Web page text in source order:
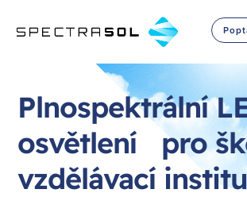
Plnospektrální
osvětlení pro
vzdělávací